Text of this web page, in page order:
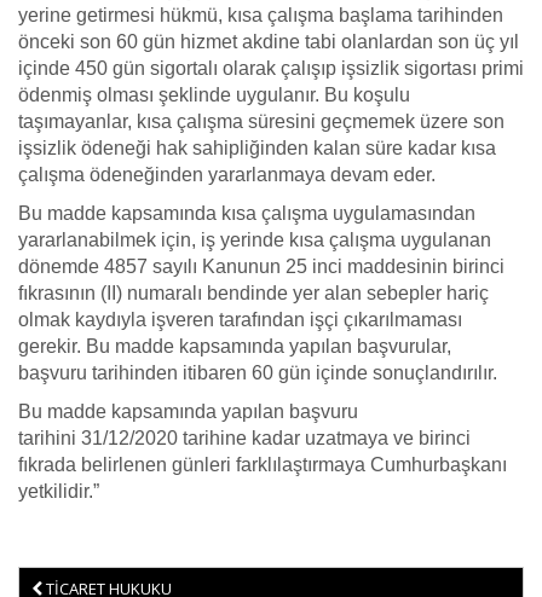
yerine getirmesi hükmü, kısa çalışma başlama tarihinden
önceki son 60 gün hizmet akdine tabi olanlardan son üç yıl
içinde 450 gün sigortalı olarak çalışıp işsizlik sigortası primi
ödenmiş olması şeklinde uygulanır. Bu koşulu
taşımayanlar, kısa çalışma süresini geçmemek üzere son
işsizlik ödeneği hak sahipliğinden kalan süre kadar kısa
çalışma ödeneğinden yararlanmaya devam eder.
Bu madde kapsamında kısa çalışma uygulamasından
yararlanabilmek için, iş yerinde kısa çalışma uygulanan
dönemde 4857 sayılı Kanunun 25 inci maddesinin birinci
fıkrasının (II) numaralı bendinde yer alan sebepler hariç
olmak kaydıyla işveren tarafından işçi çıkarılmaması
gerekir. Bu madde kapsamında yapılan başvurular,
başvuru tarihinden itibaren 60 gün içinde sonuçlandırılır.
Bu madde kapsamında yapılan başvuru
tarihini 31/12/2020 tarihine kadar uzatmaya ve birinci
fıkrada belirlenen günleri farklılaştırmaya Cumhurbaşkanı
yetkilidir.”
TİCARET HUKUKU